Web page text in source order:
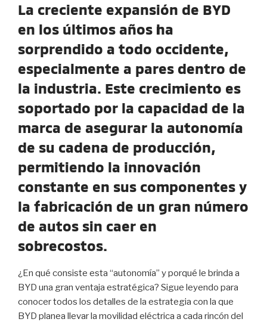
La creciente expansión de BYD
en los últimos años ha
sorprendido a todo occidente,
especialmente a pares dentro de
la industria. Este crecimiento es
soportado por la capacidad de la
marca de asegurar la autonomía
de su cadena de producción,
permitiendo la innovación
constante en sus componentes y
la fabricación de un gran número
de autos sin caer en
sobrecostos.
¿En qué consiste esta “autonomía” y porqué le brinda a
BYD una gran ventaja estratégica? Sigue leyendo para
conocer todos los detalles de la estrategia con la que
BYD planea llevar la movilidad eléctrica a cada rincón del